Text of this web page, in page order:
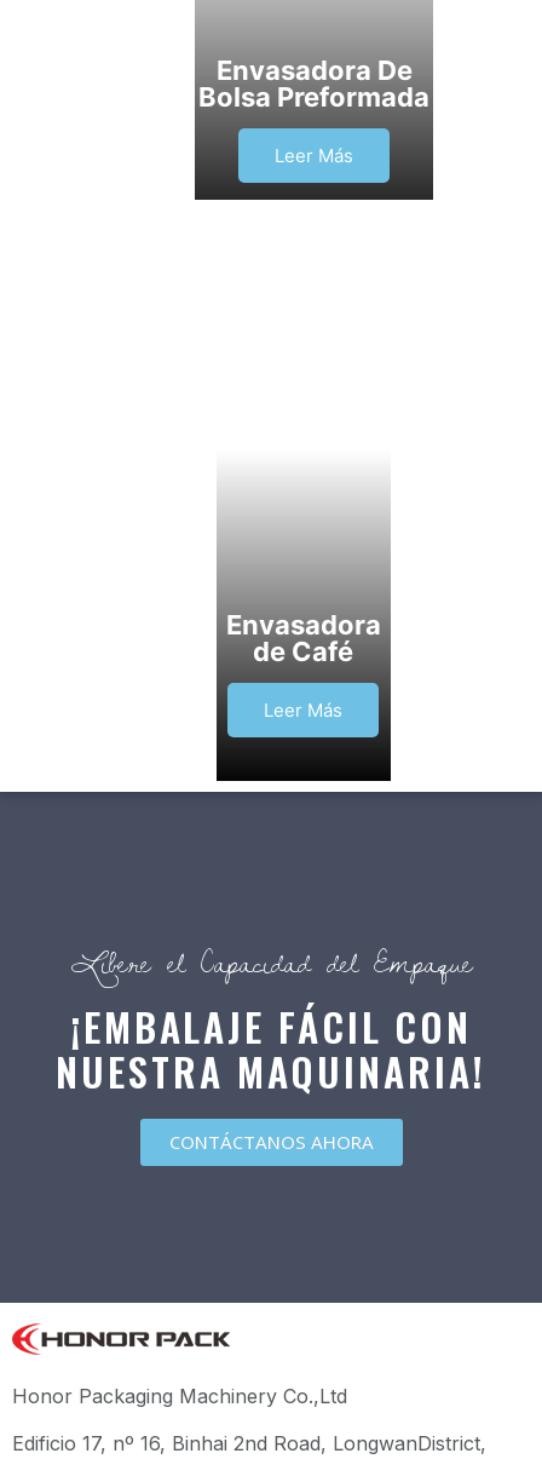
Envasadora De
Bolsa Preformada
Leer Más
Envasadora
de Café
Leer Más
Libere el Capacidad del Empaque
¡EMBALAJE FÁCIL CON
NUESTRA MAQUINARIA!
CONTÁCTANOS AHORA
Honor Packaging Machinery Co.,Ltd
Edificio 17, nº 16, Binhai 2nd Road, LongwanDistrict,